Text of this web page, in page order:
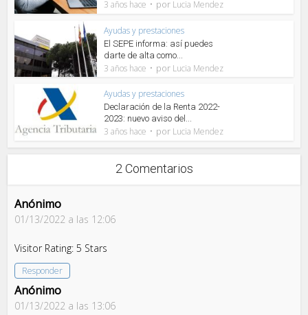
3 años hace por Lucia Mendez
Ayudas y prestaciones
El SEPE informa: así puedes
darte de alta como...
3 años hace por Lucia Mendez
Ayudas y prestaciones
Declaración de la Renta 2022-
2023: nuevo aviso del...
3 años hace por Lucia Mendez
2 Comentarios
Anónimo
01/13/2022 a las 12:06
Visitor Rating: 5 Stars
Responder
Anónimo
01/13/2022 a las 13:06